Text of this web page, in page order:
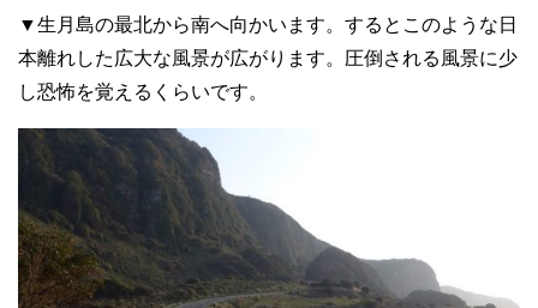
▼生月島の最北から南へ向かいます。するとこのような日
本離れした広大な風景が広がります。圧倒される風景に少
し恐怖を覚えるくらいです。